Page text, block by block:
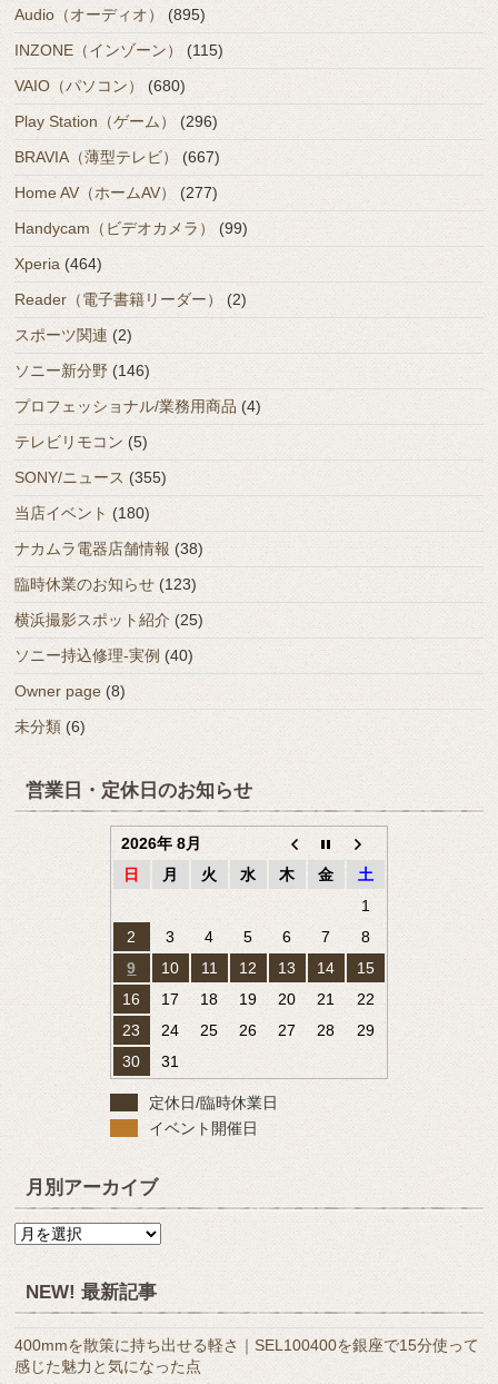
Audio（オーディオ）
(895)
INZONE（インゾーン）
(115)
VAIO（パソコン）
(680)
Play Station（ゲーム）
(296)
BRAVIA（薄型テレビ）
(667)
Home AV（ホームAV）
(277)
Handycam（ビデオカメラ）
(99)
Xperia (464)
Reader（電子書籍リーダー）
(2)
スポーツ関連 (2)
ソニー新分野 (146)
プロフェッショナル/業務用商品 (4)
テレビリモコン (5)
SONY/ニュース (355)
当店イベント (180)
ナカムラ電器店舗情報 (38)
臨時休業のお知らせ (123)
横浜撮影スポット紹介 (25)
ソニー持込修理-実例 (40)
Owner page (8)
未分類 (6)
営業日・定休日のお知らせ
2026年 8月
日
月 火 水 木 金
土
1
2
3 4 5 6 7
8
9
10 11 12 13 14
15
16
17 18 19 20 21
22
23
24 25 26 27 28
29
30
31
定休日/臨時休業日
イベント開催日
月別アーカイブ
月
ー
カ
イ
ブ
NEW! 最新記事
400mmを散策に持ち出せる軽さ｜SEL100400を銀座で15分使って
感じた魅力と気になった点